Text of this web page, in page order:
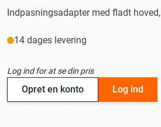
Indpasningsadapter med fladt
14 dages levering
Log ind for at se din pris
Opret en konto Log ind